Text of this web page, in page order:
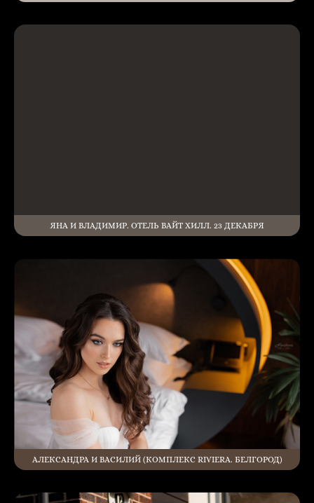
ЯНА И ВЛАДИМИР. ОТЕЛЬ ВАЙТ ХИЛЛ. 23 ДЕКАБРЯ
АЛЕКСАНДРА И ВАСИЛИЙ (КОМПЛЕКС RIVIERA. БЕЛГОРОД)